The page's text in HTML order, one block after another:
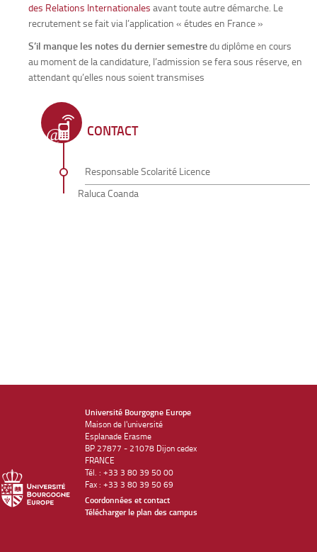
des Relations Internationales avant toute autre démarche. Le
recrutement se fait via l’application « études en France »
S’il manque les notes du dernier semestredu diplôme en cours
au moment de la candidature, l’admission se fera sous réserve, en
attendant qu’elles nous soient transmises
CONTACT
Responsable Scolarité Licence
Raluca Coanda
Université Bourgogne Europe
Maison de l'université
Esplanade Erasme
BP 27877 - 21078 Dijon cedex
FRANCE
Tél. : +33 3 80 39 50 00
Fax : +33 3 80 39 50 69
Coordonnées et contact
Télécharger le plan des campus